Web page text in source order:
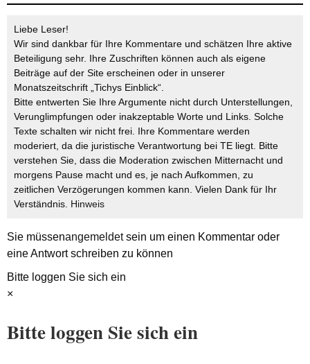
Liebe Leser!
Wir sind dankbar für Ihre Kommentare und schätzen Ihre aktive
Beteiligung sehr. Ihre Zuschriften können auch als eigene
Beiträge auf der Site erscheinen oder in unserer
Monatszeitschrift „Tichys Einblick“.
Bitte entwerten Sie Ihre Argumente nicht durch Unterstellungen,
Verunglimpfungen oder inakzeptable Worte und Links. Solche
Texte schalten wir nicht frei. Ihre Kommentare werden
moderiert, da die juristische Verantwortung bei TE liegt. Bitte
verstehen Sie, dass die Moderation zwischen Mitternacht und
morgens Pause macht und es, je nach Aufkommen, zu
zeitlichen Verzögerungen kommen kann. Vielen Dank für Ihr
Verständnis. Hinweis
Sie müssenangemeldetsein um einen Kommentar oder
eine Antwort schreiben zu können
Bitte loggen Sie sich ein
×
Bitte loggen Sie sich ein